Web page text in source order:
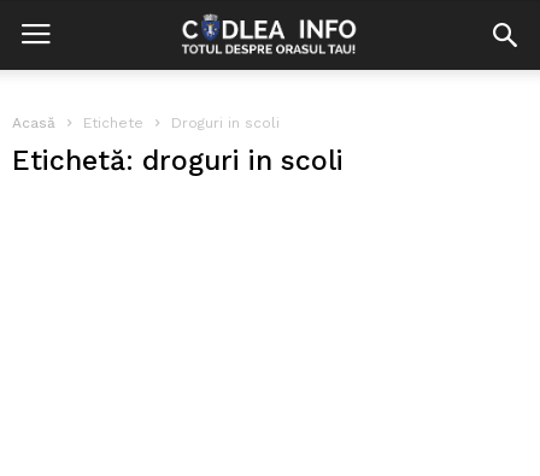
Acasă Etichete Droguri in scoli
Etichetă: droguri in scoli